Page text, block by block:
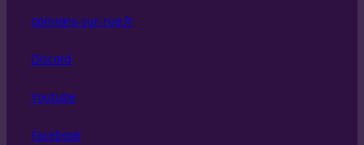
opinions-sur-rue.fr
Discord
Youtube
Facebook